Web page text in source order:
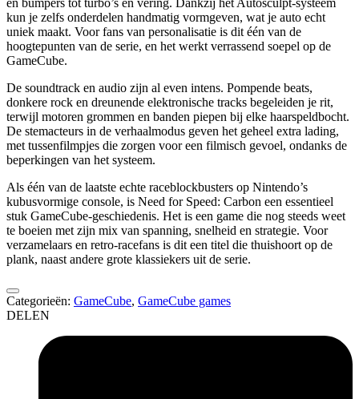
kun je zelfs onderdelen handmatig vormgeven, wat je auto echt
uniek maakt. Voor fans van personalisatie is dit één van de
hoogtepunten van de serie, en het werkt verrassend soepel op de
GameCube.
De soundtrack en audio zijn al even intens. Pompende beats,
donkere rock en dreunende elektronische tracks begeleiden je rit,
terwijl motoren grommen en banden piepen bij elke haarspeldbocht.
De stemacteurs in de verhaalmodus geven het geheel extra lading,
met tussenfilmpjes die zorgen voor een filmisch gevoel, ondanks de
beperkingen van het systeem.
Als één van de laatste echte raceblockbusters op Nintendo’s
kubusvormige console, is Need for Speed: Carbon een essentieel
stuk GameCube-geschiedenis. Het is een game die nog steeds weet
te boeien met zijn mix van spanning, snelheid en strategie. Voor
verzamelaars en retro-racefans is dit een titel die thuishoort op de
plank, naast andere grote klassiekers uit de serie.
Categorieën: GameCube, GameCube games
DELEN